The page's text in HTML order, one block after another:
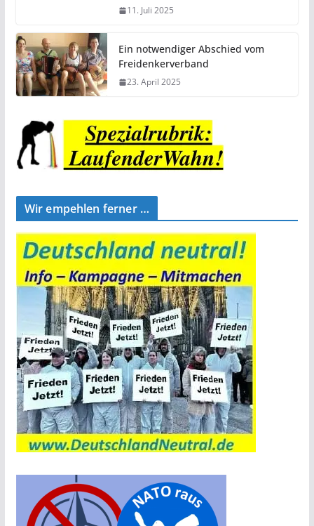
11. Juli 2025
Ein notwendiger Abschied vom
Freidenkerverband
23. April 2025
Wir empehlen ferner …